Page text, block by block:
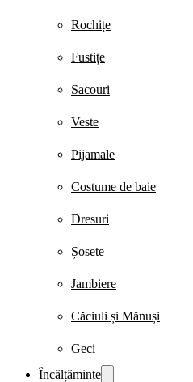
Rochițe
Fustițe
Sacouri
Veste
Pijamale
Costume de baie
Dresuri
Șosete
Jambiere
Căciuli și Mănuși
Geci
Încălțăminte